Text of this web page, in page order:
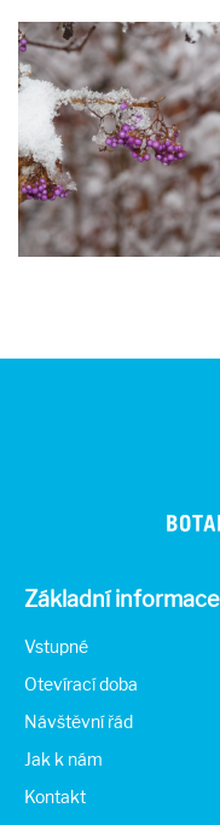
Základní informace
Vstupné
Otevírací doba
Návštěvní řád
Jak k nám
Kontakt